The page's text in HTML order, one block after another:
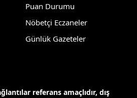
Puan Durumu
Nöbetçi Eczaneler
Günlük Gazeteler
referans amaçlıdır, dış